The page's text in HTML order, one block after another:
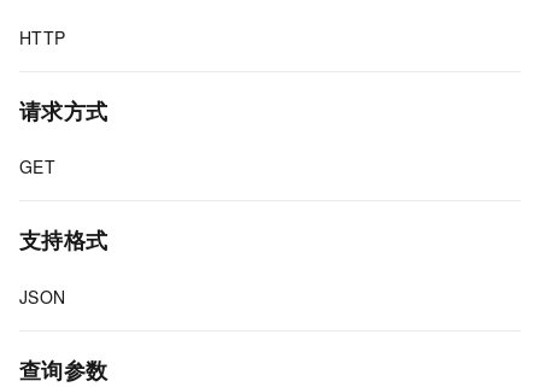
HTTP
请求方式
GET
支持格式
JSON
查询参数